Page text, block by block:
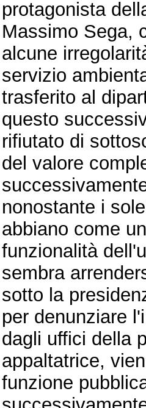
protagonista
Massimo Sega,
alcune
servizio
trasferito al
questo
rifiutato di
del valore
nonostante i
abbiano come
funzionalità
sembra
sotto la
per denunziare
dagli uffici della
appaltatrice,
funzione